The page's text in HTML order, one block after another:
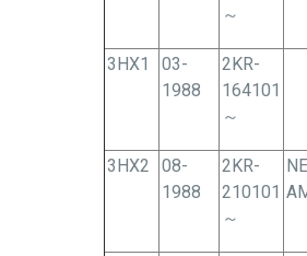
～
3HX1
03-
1988
2KR-
164101
～
3HX2
08-
1988
2KR-
210101
～